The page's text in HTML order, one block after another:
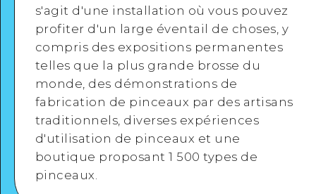
Voir en détail
s'agit d'une installation où vous pouvez
profiter d'un large éventail de choses, y
compris des expositions permanentes
telles que la plus grande brosse du
monde, des démonstrations de
fabrication de pinceaux par des artisans
traditionnels, diverses expériences
d'utilisation de pinceaux et une
boutique proposant 1 500 types de
pinceaux.